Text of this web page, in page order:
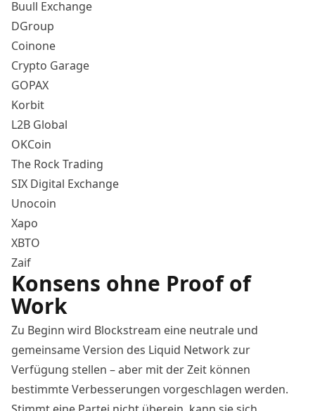
Buull Exchange
DGroup
Coinone
Crypto Garage
GOPAX
Korbit
L2B Global
OKCoin
The Rock Trading
SIX Digital Exchange
Unocoin
Xapo
XBTO
Zaif
Konsens ohne Proof of
Work
Zu Beginn wird Blockstream eine neutrale und
gemeinsame Version des Liquid Network zur
Verfügung stellen – aber mit der Zeit können
bestimmte Verbesserungen vorgeschlagen werden.